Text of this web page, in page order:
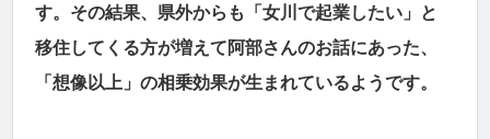
す。その結果、県外からも「女川で起業したい」と
移住してくる方が増えて阿部さんのお話にあった、
「想像以上」の相乗効果が生まれているようです。